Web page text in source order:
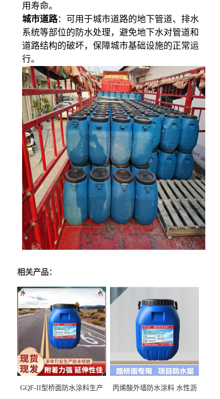
用寿命。
城市道路：可用于城市道路的地下管道、排水
系统等部位的防水处理，避免地下水对管道和
道路结构的破坏，保障城市基础设施的正常运
行。
相关产品：
GQF-II型桥面防水涂料生产
丙烯酸外墙防水涂料 水性沥